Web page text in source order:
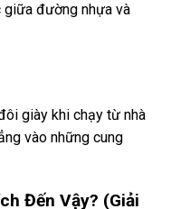
đường nhựa và
giày khi chạy từ nhà
vào những cung
Đến Vậy? (Giải